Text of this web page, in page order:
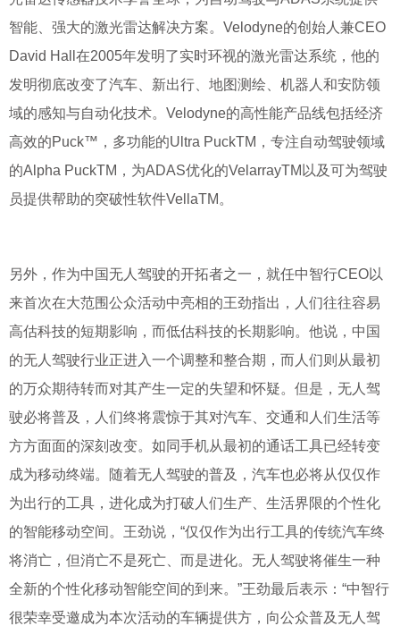
智能、强大的激光雷达解决方案。Velodyne的创始人兼CEO
David Hall在2005年发明了实时环视的激光雷达系统，他的
发明彻底改变了汽车、新出行、地图测绘、机器人和安防领
域的感知与自动化技术。Velodyne的高性能产品线包括经济
高效的Puck™，多功能的Ultra PuckTM，专注自动驾驶领域
的Alpha PuckTM，为ADAS优化的VelarrayTM以及可为驾驶
员提供帮助的突破性软件VellaTM。
另外，作为中国无人驾驶的开拓者之一，就任中智行CEO以
来首次在大范围公众活动中亮相的王劲指出，人们往往容易
高估科技的短期影响，而低估科技的长期影响。他说，中国
的无人驾驶行业正进入一个调整和整合期，而人们则从最初
的万众期待转而对其产生一定的失望和怀疑。但是，无人驾
驶必将普及，人们终将震惊于其对汽车、交通和人们生活等
方方面面的深刻改变。如同手机从最初的通话工具已经转变
成为移动终端。随着无人驾驶的普及，汽车也必将从仅仅作
为出行的工具，进化成为打破人们生产、生活界限的个性化
的智能移动空间。王劲说，“仅仅作为出行工具的传统汽车终
将消亡，但消亡不是死亡、而是进化。无人驾驶将催生一种
全新的个性化移动智能空间的到来。”王劲最后表示：“中智行
很荣幸受邀成为本次活动的车辆提供方，向公众普及无人驾